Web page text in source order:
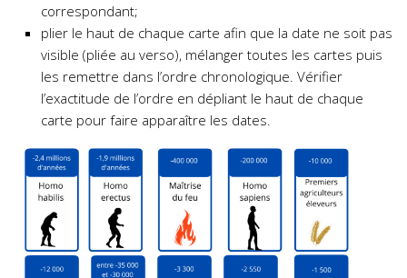
correspondant;
plier le haut de chaque carte afin que la date ne soit pas
visible (pliée au verso), mélanger toutes les cartes puis
les remettre dans l’ordre chronologique. Vérifier
l’exactitude de l’ordre en dépliant le haut de chaque
carte pour faire apparaître les dates.